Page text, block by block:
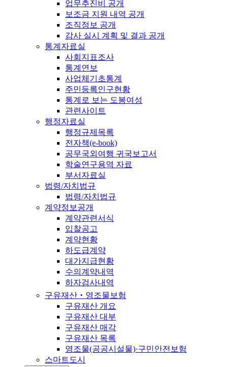
업무추진비 공개
보조금 지원 내역 공개
조직정보 공개
감사 실시 계획 및 결과 공개
통계자료실
사회지표조사
통계연보
사업체기초통계
주민등록인구현황
통계로 보는 도봉여성
관련사이트
행정자료실
행정규제목록
전자책(e-book)
공무국외여행 귀국보고서
학술연구용역 자료
부서자료실
법령/자치법규
법령/자치법규
계약정보공개
계약관련서식
입찰공고
계약현황
하도급계약
대가지급현황
수의계약내역
하자검사내역
구유재산‧영조물보험
구유재산 개요
구유재산 대부
구유재산 매각
구유재산 목록
영조물(공공시설물)·구민안전보험
스마트도시